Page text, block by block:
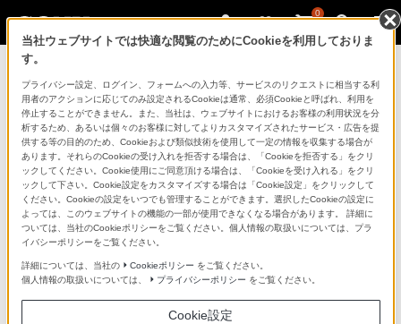
0
製品を安全に、安心してご使用いただ
くために
日常の清掃・点検が大切です。安全のため取扱説明書を
よく読みましょう。
製品に関する重要なお知らせ
安全で上手な使いかた
当社ウェブサイトでは快適な閲覧のためにCookieを利用しておりま
す。
プライバシー設定、ログイン、フォームへの入力等、サービスのリクエストに相当する利
用者のアクションに応じてのみ設定されるCookieは通常、必須Cookieと呼ばれ、利用を
停止することができません。また、当社は、ウェブサイトにおけるお客様の利用状況を分
析するため、あるいは個々のお客様に対してよりカスタマイズされたサービス・広告を提
供する等の目的のため、Cookieおよび類似技術を使用して一定の情報を収集する場合が
あります。それらのCookieの受け入れを拒否する場合は、「Cookieを拒否する」をクリ
ックしてください。Cookie使用にご同意頂ける場合は、「Cookieを受け入れる」をクリ
ックして下さい。Cookie設定をカスタマイズする場合は「Cookie設定」をクリックして
ください。Cookieの設定をいつでも管理することができます。選択したCookieの設定に
よっては、このウェブサイトの機能の一部が使用できなくなる場合があります。 詳細に
ついては、当社のCookieポリシーをご覧ください。個人情報の取扱いについては、プラ
イバシーポリシーをご覧ください。
詳細については、当社の Cookieポリシー をご覧ください。
個人情報の取扱いについては、
プライバシーポリシー をご覧ください。
Cookie設定